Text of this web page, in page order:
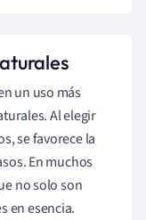
un uso más
Al elegir
se favorece la
En muchos
no solo son
en esencia.